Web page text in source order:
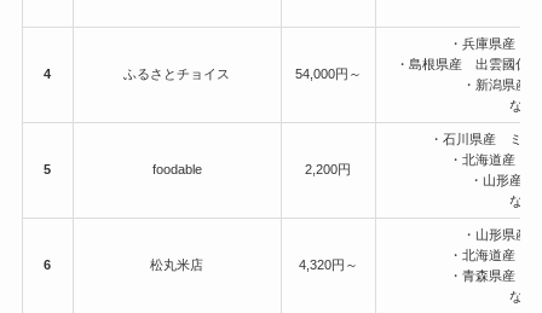
4 ふるさとチョイス 54,000円～
・兵庫県産
・島根県産 出雲國仁
・新潟県産
など
5 foodable 2,200円
・石川県産 ミル
・北海道産
・山形産
など
6 松丸米店 4,320円～
・山形県産
・北海道産
・青森県産
など